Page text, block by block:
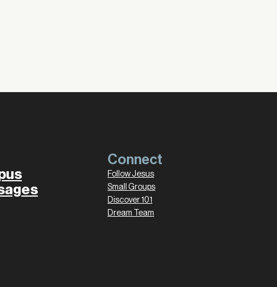
Connect
Follow Jesus
Small Groups
Discover 101
Dream Team